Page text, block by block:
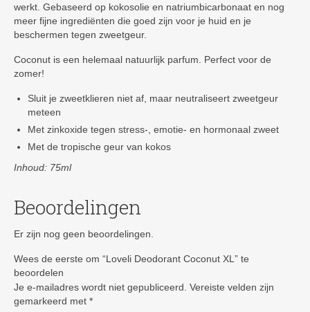
werkt. Gebaseerd op kokosolie en natriumbicarbonaat en nog
meer fijne ingrediënten die goed zijn voor je huid en je
beschermen tegen zweetgeur.
Coconut is een helemaal natuurlijk parfum. Perfect voor de
zomer!
Sluit je zweetklieren niet af, maar neutraliseert zweetgeur
meteen
Met zinkoxide tegen stress-, emotie- en hormonaal zweet
Met de tropische geur van kokos
Inhoud: 75ml
Beoordelingen
Er zijn nog geen beoordelingen.
Wees de eerste om “Loveli Deodorant Coconut XL” te
beoordelen
Je e-mailadres wordt niet gepubliceerd. Vereiste velden zijn
gemarkeerd met *